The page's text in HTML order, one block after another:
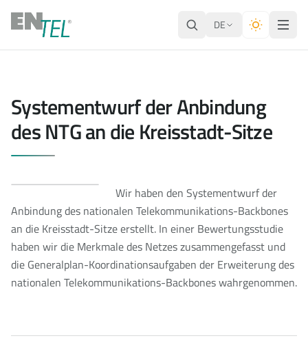
DE
Systementwurf der Anbindung
des NTG an die Kreisstadt-Sitze
Wir haben den Systementwurf der
Anbindung des nationalen Telekommunikations-Backbones
an die Kreisstadt-Sitze erstellt. In einer Bewertungsstudie
haben wir die Merkmale des Netzes zusammengefasst und
die Generalplan-Koordinationsaufgaben der Erweiterung des
nationalen Telekommunikations-Backbones wahrgenommen.